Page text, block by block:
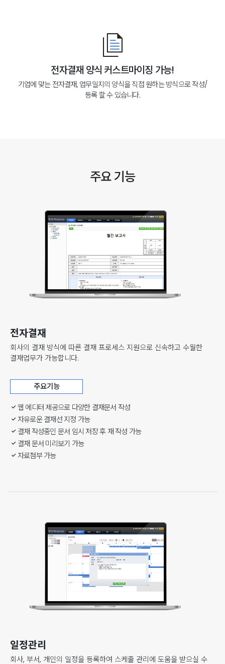
전자결재 양식 커스트마이징 가능!
기업에 맞는 전자결재, 업무일지의 양식을 직접 원하는 방식으로 작성/
등록 할 수 있습니다.
주요 기능
전자결재
회사의 결재 방식에 따른 결재 프로세스 지원으로 신속하고 수월한
결재업무가 가능합니다.
주요기능
웹 에디터 제공으로 다양한 결재문서 작성
자유로운 결재선 지정 가능
결재 작성중인 문서 임시 저장 후 재 작성 가능
결재 문서 미리보기 가능
자료첨부 가능
일정관리
회사, 부서, 개인의 일정을 등록하여 스케줄 관리에 도움을 받으실 수